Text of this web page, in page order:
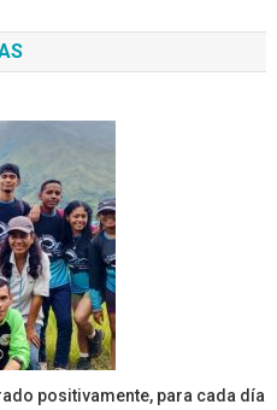
positivamente, para cada día